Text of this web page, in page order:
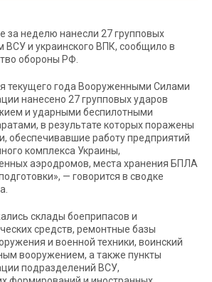
за неделю нанесли 27 групповых
ВСУ и украинского ВПК, сообщило в
обороны РФ.
текущего года Вооруженными Силами
нанесено 27 групповых ударов
и ударными беспилотными
в результате которых поражены
обеспечивавшие работу предприятий
комплекса Украины,
аэродромов, места хранения БПЛА
— говорится в сводке
склады боеприпасов и
средств, ремонтные базы
и военной техники, воинский
вооружением, а также пункты
подразделений ВСУ,